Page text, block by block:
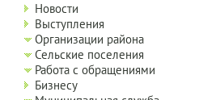
Новости
Выступления
Организации района
Сельские поселения
Работа с обращениями
Бизнесу